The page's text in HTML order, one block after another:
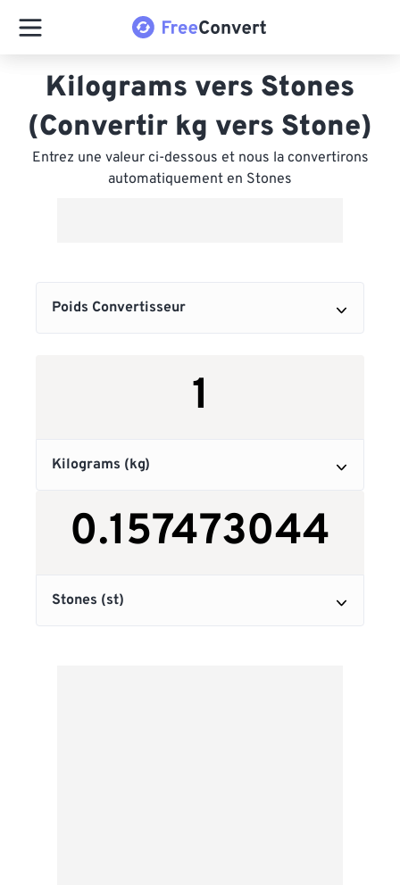
Kilograms vers Stones
(Convertir kg vers Stone)
Entrez une valeur ci-dessous et nous la convertirons
automatiquement en Stones